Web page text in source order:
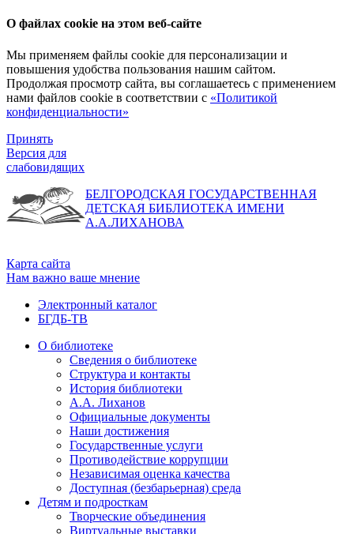
О файлах cookie на этом веб-сайте
Мы применяем файлы cookie для персонализации и
повышения удобства пользования нашим сайтом.
Продолжая просмотр сайта, вы соглашаетесь с применением
нами файлов cookie в соответствии с «Политикой
конфиденциальности»
Принять
Версия для
слабовидящих
БЕЛГОРОДСКАЯ ГОСУДАРСТВЕННАЯ
ДЕТСКАЯ БИБЛИОТЕКА ИМЕНИ
А.А.ЛИХАНОВА
Карта сайта
Нам важно ваше мнение
Электронный каталог
БГДБ-ТВ
О библиотеке
Сведения о библиотеке
Структура и контакты
История библиотеки
А.А. Лиханов
Официальные документы
Наши достижения
Государственные услуги
Противодействие коррупции
Независимая оценка качества
Доступная (безбарьерная) среда
Детям и подросткам
Творческие объединения
Виртуальные выставки